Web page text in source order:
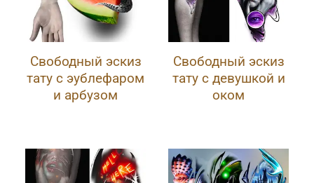
Свободный эскиз
тату с эублефаром
и арбузом
Свободный эскиз
тату с девушкой и
оком